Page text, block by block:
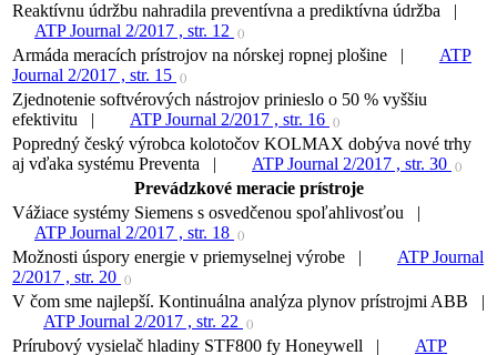
Reaktívnu údržbu nahradila preventívna a prediktívna údržba |
ATP Journal 2/2017 , str. 12
()
Armáda meracích prístrojov na nórskej ropnej plošine |
ATP
Journal 2/2017 , str. 15
()
Zjednotenie softvérových nástrojov prinieslo o 50 % vyššiu
efektivitu |
ATP Journal 2/2017 , str. 16 ()
Popredný český výrobca kolotočov KOLMAX dobýva nové trhy
aj vďaka systému Preventa |
ATP Journal 2/2017 , str. 30 ()
Prevádzkové meracie prístroje
Vážiace systémy Siemens s osvedčenou spoľahlivosťou |
ATP Journal 2/2017 , str. 18
()
Možnosti úspory energie v priemyselnej výrobe |
ATP Journal
2/2017 , str. 20
()
V čom sme najlepší. Kontinuálna analýza plynov prístrojmi ABB |
ATP Journal 2/2017 , str. 22
()
Prírubový vysielač hladiny STF800 fy Honeywell |
ATP